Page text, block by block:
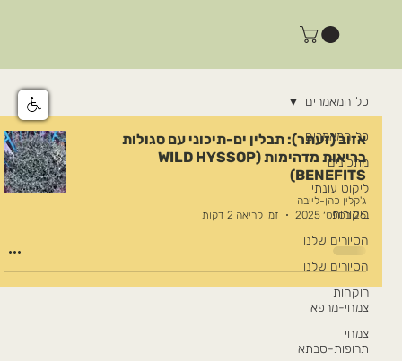
כל המאמרים
מתכונים
ליקוט עונתי
ביקורות
הסיורים שלנו
הסיורים שלנו
רוקחות
צמחי-מרפא
צמחי
תרופות-סבתא
כל המאמרים
אזוב (זעתר): תבלין ים-תיכוני עם סגולות
בריאות מדהימות (WILD HYSSOP
BENEFITS)
ג'קלין כהן-לייבה
26 בספט׳ 2025
זמן קריאה 2 דקות